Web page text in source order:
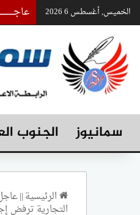
الخميس, أغسطس 6 2026
سمانيوز الجنوب
الرئيسية||
التجارية ترفض